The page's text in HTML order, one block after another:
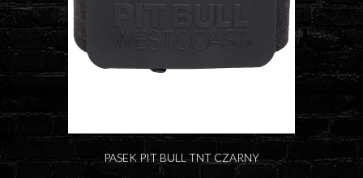
PASEK PIT BULL TNT CZARNY